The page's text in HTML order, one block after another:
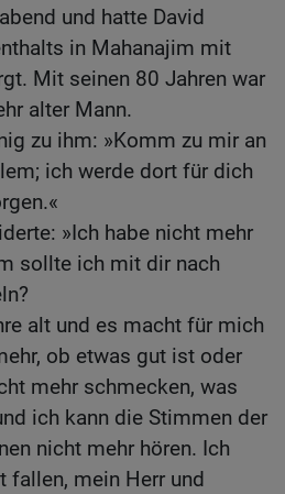
und hatte David
in Mahanajim mit
Mit seinen 80 Jahren war
alter Mann.
zu ihm: »Komm zu mir an
ich werde dort für dich
»Ich habe nicht mehr
sollte ich mit dir nach
alt und es macht für mich
ob etwas gut ist oder
mehr schmecken, was
ich kann die Stimmen der
nicht mehr hören. Ich
fallen, mein Herr und